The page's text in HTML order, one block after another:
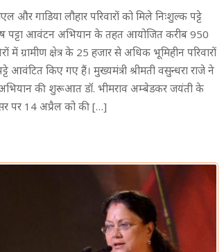
और गाडिया लौहार परिवारों को मिले निःशुल्क पट्टे
पट्टा आवंटन अभियान के तहत आयोजित करीब 950
में ग्रामीण क्षेत्र के 25 हजार से अधिक भूमिहीन परिवारों
आवंटित किए गए हैं। मुख्यमंत्री श्रीमती वसुन्धरा राजे ने
की शुरूआत डॉ. भीमराव अम्बेडकर जयंती के
पर 14 अप्रैल को की […]